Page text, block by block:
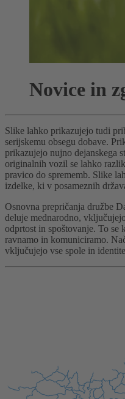
Novice in
Slike lahko prikazujejo tudi
serijskemu obsegu dobave.
prikazujejo nujno dejanskega
originalnih vozil se lahko
pravico do sprememb. Slike
izdelke, ki v posameznih
Osnovna prepričanja družbe
deluje mednarodno,
odprtost in spoštovanje. To se
ravnamo in komuniciramo.
vključujejo vse spole in